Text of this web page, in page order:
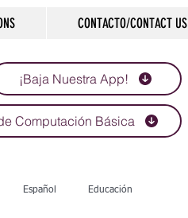
CONTACTO/CONTACT US
¡Baja Nuestra App!
Computación Básica
Español Educación